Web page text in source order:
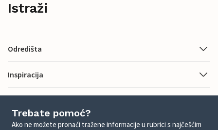
Istraži
Odredišta
Inspiracija
Trebate pomoć?
Ako ne možete pronaći tražene informacije u rubrici s najčešćim